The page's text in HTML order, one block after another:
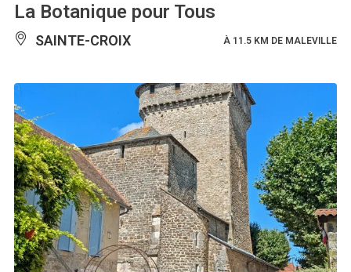
La Botanique pour Tous
SAINTE-CROIX À 11.5 KM DE MALEVILLE